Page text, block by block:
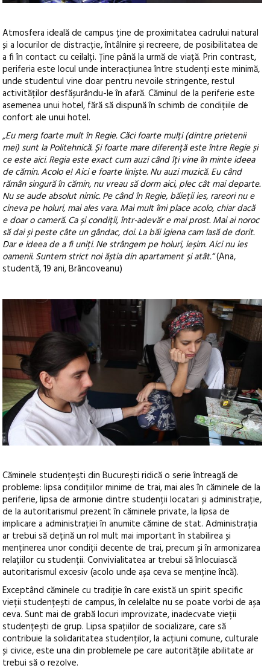
Atmosfera ideală de campus ține de proximitatea cadrului natural
și a locurilor de distracție, întâlnire și recreere, de posibilitatea de
a fi în contact cu ceilalți. Ține până la urmă de viață. Prin contrast,
periferia este locul unde interacțiunea între studenți este minimă,
unde studentul vine doar pentru nevoile stringente, restul
activităților desfășurându-le în afară. Căminul de la periferie este
asemenea unui hotel, fără să dispună în schimb de condițiile de
confort ale unui hotel.
„Eu merg foarte mult în Regie. Căci foarte mulți (dintre prietenii
mei) sunt la Politehnică. Și foarte mare diferență este între Regie și
ce este aici. Regia este exact cum auzi când îți vine în minte ideea
de cămin. Acolo e! Aici e foarte liniște. Nu auzi muzică. Eu când
rămân singură în cămin, nu vreau să dorm aici, plec cât mai departe.
Nu se aude absolut nimic. Pe când în Regie, băieții ies, rareori nu e
cineva pe holuri, mai ales vara. Mai mult îmi place acolo, chiar dacă
e doar o cameră. Ca și condiții, într-adevăr e mai prost. Mai ai noroc
să dai și peste câte un gândac, doi. La băi igiena cam lasă de dorit.
Dar e ideea de a fi uniți. Ne strângem pe holuri, ieșim. Aici nu ies
oamenii. Suntem strict noi ăștia din apartament și atât.“(Ana,
studentă, 19 ani, Brâncoveanu)
Căminele studențești din București ridică o serie întreagă de
probleme: lipsa condițiilor minime de trai, mai ales în căminele de la
periferie, lipsa de armonie dintre studenții locatari și administrație,
de la autoritarismul prezent în căminele private, la lipsa de
implicare a administrației în anumite cămine de stat. Administrația
ar trebui să dețină un rol mult mai important în stabilirea și
menținerea unor condiții decente de trai, precum și în armonizarea
relațiilor cu studenții. Convivialitatea ar trebui să înlocuiască
autoritarismul excesiv (acolo unde așa ceva se menține încă).
Exceptând căminele cu tradiție în care există un spirit specific
vieții studențești de campus, în celelalte nu se poate vorbi de așa
ceva. Sunt mai de grabă locuri improvizate, inadecvate vieții
studențești de grup. Lipsa spațiilor de socializare, care să
contribuie la solidaritatea studenților, la acțiuni comune, culturale
și civice, este una din problemele pe care autoritățile abilitate ar
trebui să o rezolve.